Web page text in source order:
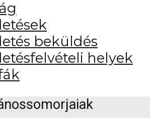
beküldés
helyek